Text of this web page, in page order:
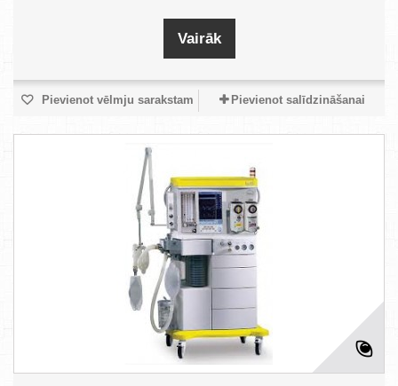
Vairāk
Pievienot vēlmju sarakstam Pievienot salīdzināšanai